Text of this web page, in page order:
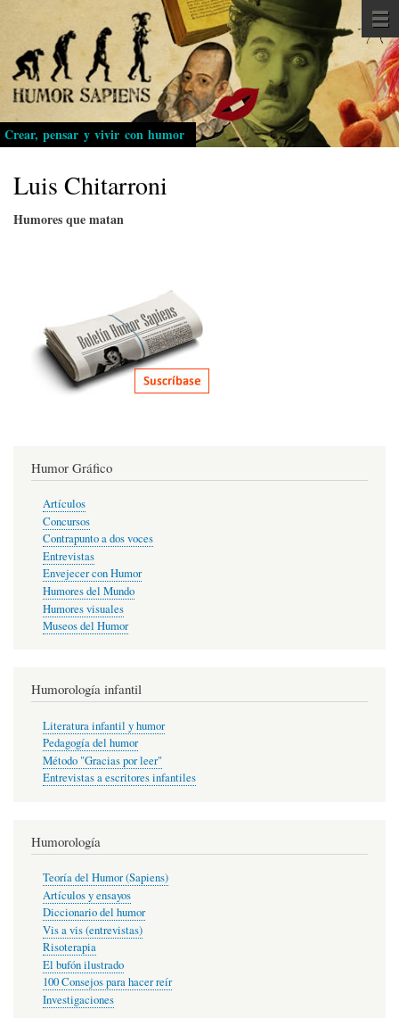
Pasar
al
contenido
principal
Crear, pensar y vivir con humor
Luis Chitarroni
Humores que matan
Humor Gráfico
Artículos
Concursos
Contrapunto a dos voces
Entrevistas
Envejecer con Humor
Humores del Mundo
Humores visuales
Museos del Humor
Humorología infantil
Literatura infantil y humor
Pedagogía del humor
Método "Gracias por leer"
Entrevistas a escritores infantiles
Humorología
Teoría del Humor (Sapiens)
Artículos y ensayos
Diccionario del humor
Vis a vis (entrevistas)
Risoterapia
El bufón ilustrado
100 Consejos para hacer reír
Investigaciones